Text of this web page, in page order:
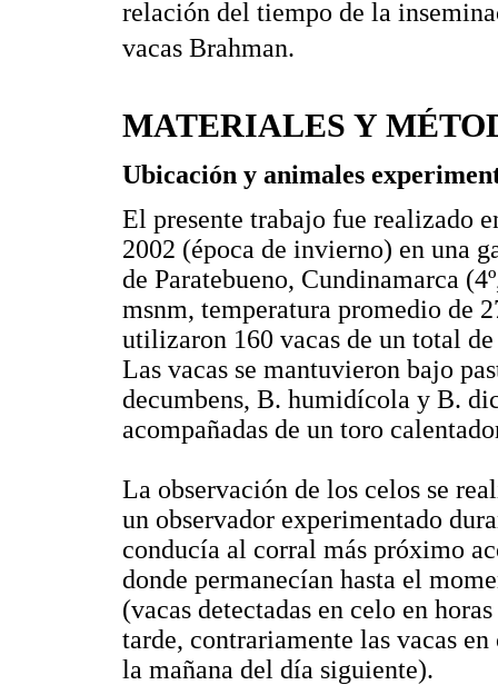
relación del tiempo de la
vacas Brahman.
MATERIALES Y
Ubicación y animales
El presente trabajo fue realizado
2002 (época de invierno) en una
de Paratebueno, Cundinamarca
msnm, temperatura promedio de
utilizaron 160 vacas de un total
Las vacas se mantuvieron bajo
decumbens, B. humidícola y B.
acompañadas de un toro
La observación de los celos se
un observador experimentado
conducía al corral más próximo
donde permanecían hasta el
(vacas detectadas en celo en
tarde, contrariamente las vacas
la mañana del día siguiente).